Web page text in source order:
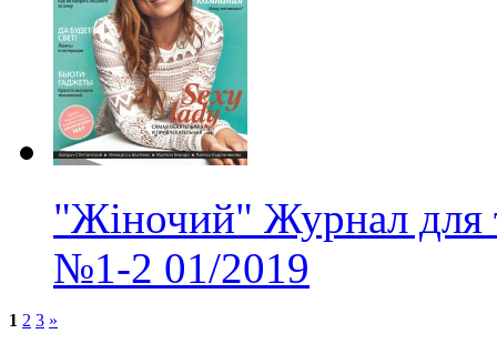
"Жіночий" Журнал для
№1-2 01/2019
1 2 3 »